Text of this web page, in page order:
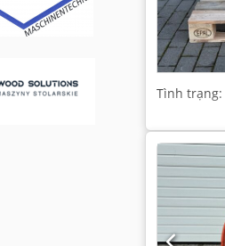
Tình trạng: